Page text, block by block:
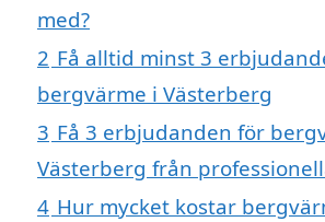
med?
2 Få alltid minst 3
bergvärme i Västerberg
3 Få 3 erbjudanden för
Västerberg från
4 Hur mycket kostar